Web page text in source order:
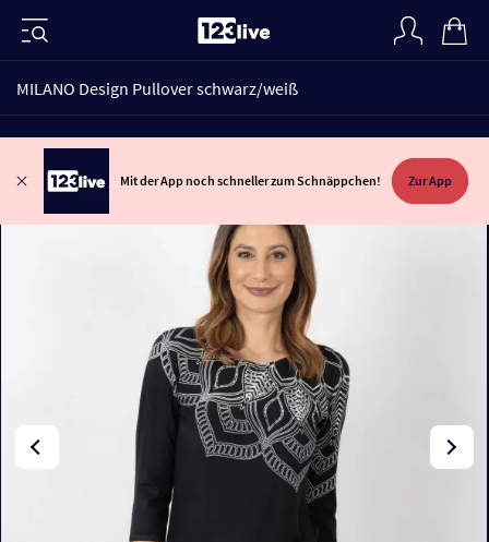
MILANO Design Pullover schwarz/weiß
Mit der App noch schneller zum Schnäppchen! Zur App